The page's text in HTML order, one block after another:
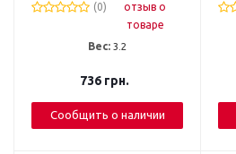
(0)
отзыв о
товаре
Вес: 3.2
736грн.
Сообщить о наличии